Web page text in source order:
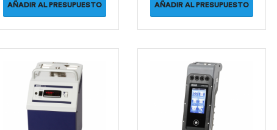
AÑADIR AL PRESUPUESTO AÑADIR AL PRESUPUESTO